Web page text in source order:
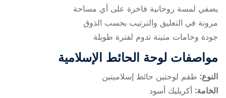
يضفي لمسة روحانية فاخرة على أي مساحة
مرونة في التعليق والترتيب بحسب الذوق
جودة وخامات متينة تدوم لفترة طويلة
مواصفات لوحة الحائط الإسلامية
النوع: طقم لوحتين حائط إسلاميتين
الخامة: أكريليك أسود